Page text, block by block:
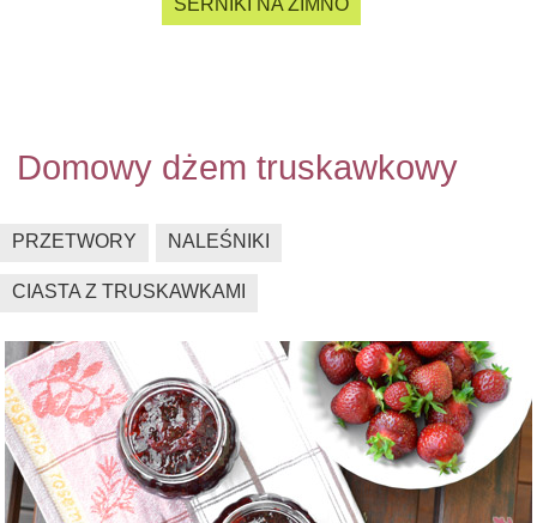
SERNIKI NA ZIMNO
Domowy dżem truskawkowy
PRZETWORY NALEŚNIKI
CIASTA Z TRUSKAWKAMI